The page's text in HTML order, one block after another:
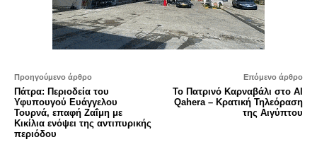
Προηγούμενο άρθρο
Πάτρα: Περιοδεία του
Υφυπουγού Ευάγγελου
Τουρνά, επαφή Ζαΐμη με
Κικίλια ενόψει της αντιπυρικής
περιόδου
Επόμενο άρθρο
Το Πατρινό Καρναβάλι στο Al
Qahera – Κρατική Τηλεόραση
της Αιγύπτου